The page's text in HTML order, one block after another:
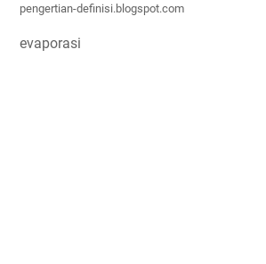
pengertian-definisi.blogspot.com
evaporasi